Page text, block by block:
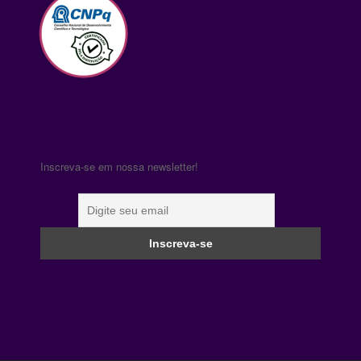
Inscreva-se em nossa newsletter!